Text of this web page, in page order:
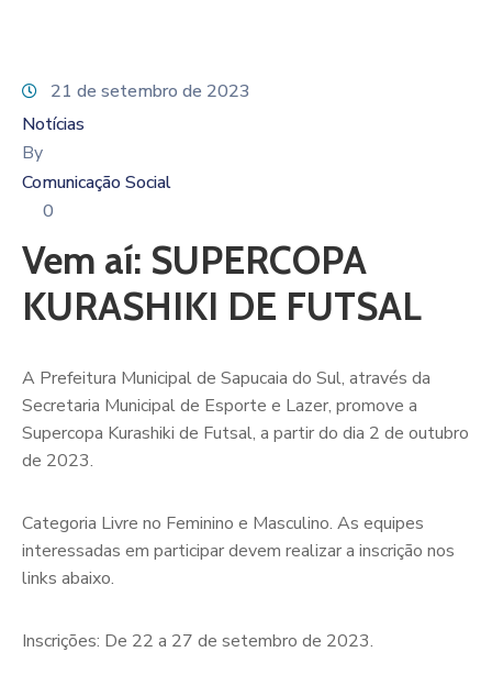
21 de setembro de 2023
Notícias
By
Comunicação Social
0
Vem aí: SUPERCOPA
KURASHIKI DE FUTSAL
A Prefeitura Municipal de Sapucaia do Sul, através da
Secretaria Municipal de Esporte e Lazer, promove a
Supercopa Kurashiki de Futsal, a partir do dia 2 de outubro
de 2023.
Categoria Livre no Feminino e Masculino. As equipes
interessadas em participar devem realizar a inscrição nos
links abaixo.
Inscrições: De 22 a 27 de setembro de 2023.